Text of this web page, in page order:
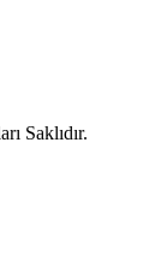
Saklıdır.